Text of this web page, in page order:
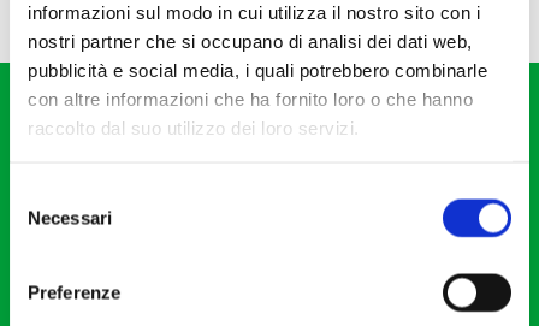
informazioni sul modo in cui utilizza il nostro sito con i
nostri partner che si occupano di analisi dei dati web,
pubblicità e social media, i quali potrebbero combinarle
con altre informazioni che ha fornito loro o che hanno
raccolto dal suo utilizzo dei loro servizi.
delNecessari
Preferenze
20121 Milano